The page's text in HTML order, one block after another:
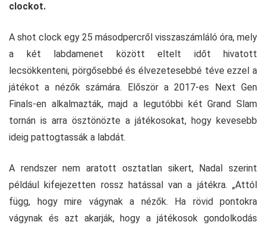
clockot.
A shot clock egy 25 másodpercről visszaszámláló óra, mely
a két labdamenet között eltelt időt hivatott
lecsökkenteni, pörgősebbé és élvezetesebbé téve ezzel a
játékot a nézők számára. Először a 2017-es Next Gen
Finals-en alkalmazták, majd a legutóbbi két Grand Slam
tornán is arra ösztönözte a játékosokat, hogy kevesebb
ideig pattogtassák a labdát.
A rendszer nem aratott osztatlan sikert, Nadal szerint
például kifejezetten rossz hatással van a játékra. „Attól
függ, hogy mire vágynak a nézők. Ha rövid pontokra
vágynak és azt akarják, hogy a játékosok gondolkodás